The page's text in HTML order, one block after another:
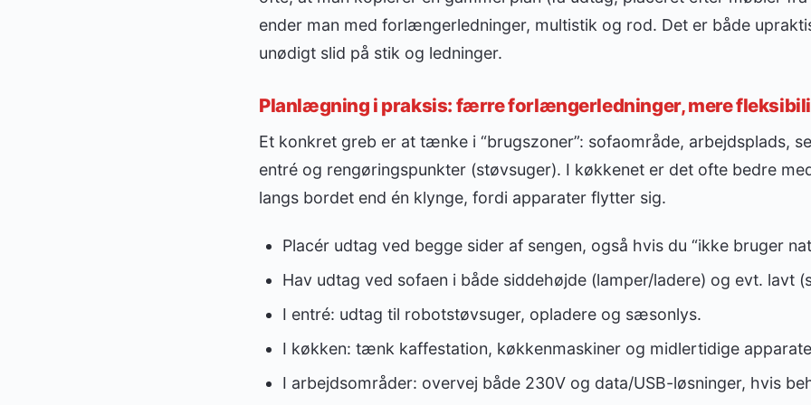
ender man med forlængerledninger, multistik og rod. Det er både
unødigt slid på stik og ledninger.
Planlægning i praksis: færre forlængerledninger, mere
Et konkret greb er at tænke i “brugszoner”: sofaområde, arbejdsplads,
entré og rengøringspunkter (støvsuger). I køkkenet er det ofte bedre
langs bordet end én klynge, fordi apparater flytter sig.
Placér udtag ved begge sider af sengen, også hvis du “ikke bruger
Hav udtag ved sofaen i både siddehøjde (lamper/ladere) og evt. lavt
I entré: udtag til robotstøvsuger, opladere og sæsonlys.
I køkken: tænk kaffestation, køkkenmaskiner og midlertidige
I arbejdsområder: overvej både 230V og data/USB-løsninger, hvis